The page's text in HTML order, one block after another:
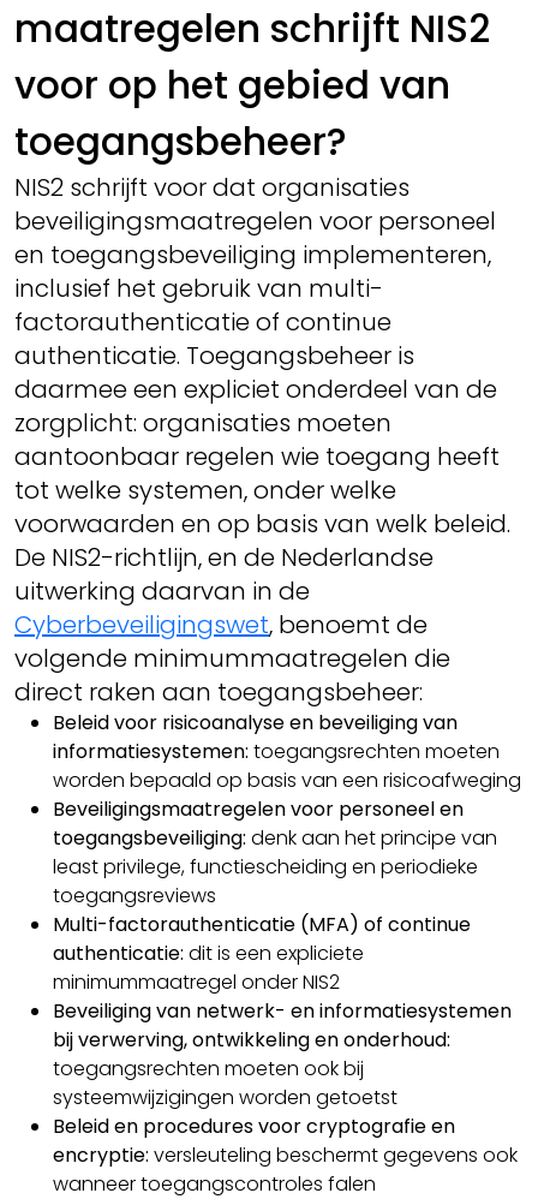
maatregelen schrijft NIS2
voor op het gebied van
toegangsbeheer?
NIS2 schrijft voor dat organisaties
beveiligingsmaatregelen voor personeel
en toegangsbeveiliging implementeren,
inclusief het gebruik van multi-
factorauthenticatie of continue
authenticatie. Toegangsbeheer is
daarmee een expliciet onderdeel van de
zorgplicht: organisaties moeten
aantoonbaar regelen wie toegang heeft
tot welke systemen, onder welke
voorwaarden en op basis van welk beleid.
De NIS2-richtlijn, en de Nederlandse
uitwerking daarvan in de
Cyberbeveiligingswet, benoemt de
volgende minimummaatregelen die
direct raken aan toegangsbeheer:
Beleid voor risicoanalyse en beveiliging van
informatiesystemen: toegangsrechten moeten
worden bepaald op basis van een risicoafweging
Beveiligingsmaatregelen voor personeel en
toegangsbeveiliging: denk aan het principe van
least privilege, functiescheiding en periodieke
toegangsreviews
Multi-factorauthenticatie (MFA) of continue
authenticatie: dit is een expliciete
minimummaatregel onder NIS2
Beveiliging van netwerk- en informatiesystemen
bij verwerving, ontwikkeling en onderhoud:
toegangsrechten moeten ook bij
systeemwijzigingen worden getoetst
Beleid en procedures voor cryptografie en
encryptie: versleuteling beschermt gegevens ook
wanneer toegangscontroles falen